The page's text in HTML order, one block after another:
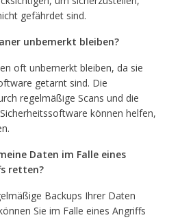
gefährdet sind.
unbemerkt bleiben?
oft unbemerkt bleiben, da sie
getarnt sind. Die
regelmäßige Scans und die
können helfen,
Daten im Falle eines
retten?
Backups Ihrer Daten
Sie im Falle eines Angriffs